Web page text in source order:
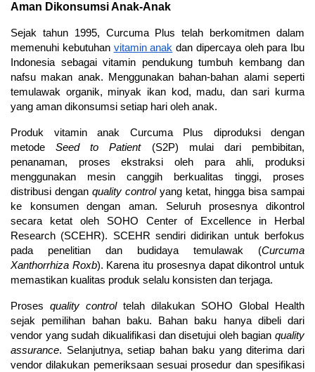
Aman Dikonsumsi Anak-Anak
Sejak tahun 1995, Curcuma Plus telah berkomitmen dalam
memenuhi kebutuhan vitamin anak dan dipercaya oleh para Ibu
Indonesia sebagai vitamin pendukung tumbuh kembang dan
nafsu makan anak. Menggunakan bahan-bahan alami seperti
temulawak organik, minyak ikan kod, madu, dan sari kurma
yang aman dikonsumsi setiap hari oleh anak.
Produk vitamin anak Curcuma Plus diproduksi dengan
metodeSeed to Patient(S2P) mulai dari pembibitan,
penanaman, proses ekstraksi oleh para ahli, produksi
menggunakan mesin canggih berkualitas tinggi, proses
distribusi dengan quality controlyang ketat, hingga bisa sampai
ke konsumen dengan aman. Seluruh prosesnya dikontrol
secara ketat oleh SOHO Center of Excellence in Herbal
Research (SCEHR). SCEHR sendiri didirikan untuk berfokus
pada penelitian dan budidaya temulawak (Curcuma
Xanthorrhiza Roxb). Karena itu prosesnya dapat dikontrol untuk
memastikan kualitas produk selalu konsisten dan terjaga.
Proses quality controltelah dilakukan SOHO Global Health
sejak pemilihan bahan baku. Bahan baku hanya dibeli dari
vendor yang sudah dikualifikasi dan disetujui oleh bagian quality
assurance. Selanjutnya, setiap bahan baku yang diterima dari
vendor dilakukan pemeriksaan sesuai prosedur dan spesifikasi